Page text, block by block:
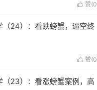
 赞(0
（24）：看跌螃蟹，逼空终
 赞(0
（23）：看涨螃蟹案例，高